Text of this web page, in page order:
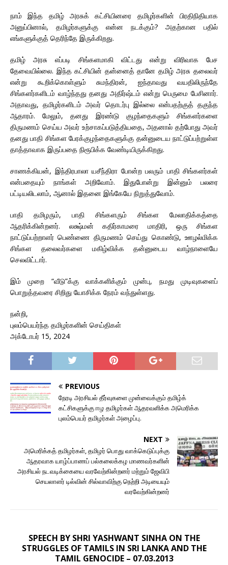
நாம் இந்த தமிழ் அரசுக் கட்சியினரை தமிழர்களின் பிரதிநிதியாக
அனுப்பினால், தமிழர்களுக்கு என்ன நடக்கும்? அதற்கான பதில்
எங்களுக்குத் தெரிந்தே இருக்கிறது.
தமிழ் அரசு எப்படி சிங்களமாகி விட்டது என்று விரிவாக பேச
தேவையில்லை. இந்த கட்சியின் தன்னைத் தானே தமிழ் அரசு தலைவர்
என்று கூறிக்கொள்ளும் சுமந்திரன், ஐந்தாவது வயதிலிருந்தே
சிங்களர்களிடம் வாழ்ந்தது தனது அதிர்ஷ்டம் என்று பெருமை பேசினார்.
அதாவது, தமிழர்களிடம் அவர் தொடர்பு இல்லை என்பதற்குத் தகுந்த
ஆதாரம். மேலும், தனது இரண்டு குழந்தைகளும் சிங்களர்களை
திருமணம் செய்ய அவர் உற்சாகப்படுத்தியதை, அதனால் தற்போது அவர்
தனது பாதி சிங்கள பேரக்குழந்தைகளுக்கு தன்னுடைய நாட்டுப்பற்றுள்ள
தாத்தாவாக இருப்பதை நிரூபிக்க வேண்டியிருக்கிறது.
சாணக்கியன், இந்திரபாலா யசீந்திரா போன்ற பலரும் பாதி சிங்களர்கள்
என்பதையும் நாங்கள் அறிவோம். இதுபோன்று இன்னும் பலரை
பட்டியலிடலாம், ஆனால் இதனை இங்கேயே நிறுத்துவோம்.
பாதி தமிழரும், பாதி சிங்களரும் சிங்கள மேலாதிக்கத்தை
ஆதரிக்கின்றனர். லக்ஷ்மன் கதிர்காமரை மாதிரி, ஒரு சிங்கள
நாட்டுப்பற்றாளர் பெண்ணை திருமணம் செய்து கொண்டு, ஊழல்மிக்க
சிங்கள தலைவர்களை மகிழ்விக்க தன்னுடைய வாழ்நாளையே
செலவிட்டார்.
இம் முறை “வீடு”க்கு வாக்களிக்கும் முன்பு, நமது முடிவுகளைப்
பொறுத்தவரை சிறிது யோசிக்க நேரம் வந்துள்ளது.
நன்றி,
புலம்பெயர்ந்த தமிழர்களின் செய்திகள்
அக்டோபர் 15, 2024
PREVIOUS
நேரடி அரசியல் தீர்வுகளை முன்வைக்கும் தமிழ்க்
கட்சிகளுக்கு ஈழ தமிழர்கள் ஆதரவளிக்க அமெரிக்க
புலம்பெயர் தமிழர்கள் அழைப்பு.
NEXT
அமெரிக்கத் தமிழர்கள், தமிழர் பொது வாக்கெடுப்புக்கு
ஆதரவாக யாழ்ப்பாணப் பல்கலைக்கழ மாணவர்களின்
அரசியல் நடவடிக்கையை வரவேற்கின்றனர் மற்றும் ஜேவிபி
செயலாளர் டில்வின் சில்வாவிற்கு நெற்றி அடியையும்
வரவேற்கின்றனர்
SPEECH BY SHRI YASHWANT SINHA ON THE
STRUGGLES OF TAMILS IN SRI LANKA AND THE
TAMIL GENOCIDE – 07.03.2013